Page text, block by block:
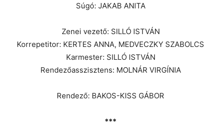
Súgó: JAKAB ANITA
Zenei vezető: SILLÓ ISTVÁN
Korrepetitor: KERTES ANNA, MEDVECZKY SZABOLCS
Karmester: SILLÓ ISTVÁN
Rendezőasszisztens: MOLNÁR VIRGÍNIA
Rendező: BAKOS-KISS GÁBOR
***